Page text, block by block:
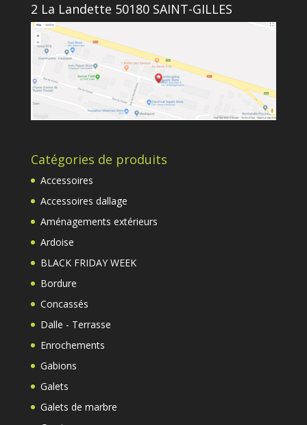
2 La Landette 50180 SAINT-GILLES
Catégories de produits
Accessoires
Accessoires dallage
Aménagements extérieurs
Ardoise
BLACK FRIDAY WEEK
Bordure
Concassés
Dalle - Terrasse
Enrochements
Gabions
Galets
Galets de marbre